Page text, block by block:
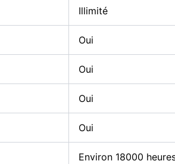
Illimité
Oui
Oui
Oui
Oui
Environ 18000